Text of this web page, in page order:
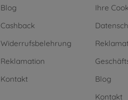
Blog
Cashback
Widerrufsbelehrung
Reklamation
Kontakt
Ihre
Blog
Kontakt